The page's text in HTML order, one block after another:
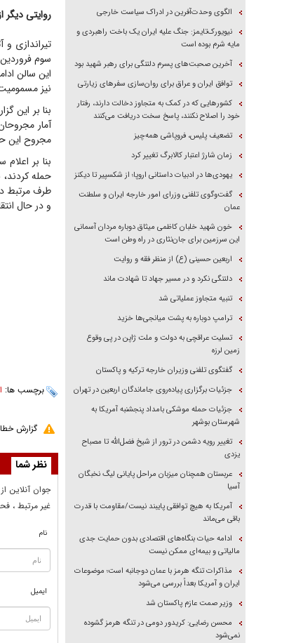
روایتی
تیراندازی
نیز
بنا بر این
مجروح این
طرف مرتبط
و در حال
برچسب ها:
گزارش خطا
نظر شما
جوان آنلاين
غير مرتبط ،
نام
ایمیل
الگوی وحدت‌آفرین در ادراک سیاست خارجی
نیویورک‌تایمز: جنگ علیه ایران یک باخت راهبردی و
مایه شرم بوده است
آخرین صحبت‌های پسرم دلتنگی برای رهبر شهید بود
توافق ایران و عراق برای روان‌سازی سفر‌های زیارتی
کشور‌هایی که در کمک به متجاوز دخالت دارند، رفتار
خود را اصلاح نکنند، پاسخ سخت دریافت می‌کنند
تضعیف پلیس، فروپاشی همه‌چیز
زمان شارژ اعتبار کالابرگ تغییر کرد
یهودی‌ها در ادبیات داستانی اروپا؛ از شکسپیر تا دیکنز
گفت‌وگوی تلفنی وزرای امور خارجه ایران و سلطنت
عمان
خون شهید خلبان کاظمی میثاق دوباره مردان آسمانی
این سرزمین برای جان‌نثاری در راه وطن است
اربعین حسینی (ع) از منظر فقه و روایت
دلتنگی نکرد و در مسیر جهاد تا شهادت ماند
تنبیه متجاوز عملیاتی شد
ترامپ دوباره به پشت میانجی‌ها خزید
تسلیت عراقچی به دولت و ملت ژاپن در پی وقوع
زمین لرزه
گفتگوی تلفنی وزیران خارجه ترکیه و پاکستان
جزئیات برگزاری پیاده‌روی جاماندگان اربعین در تهران
جزئیات حمله موشکی بامداد پنجشنبه آمریکا به
شهرستان بوشهر
تغییر رویه دشمن در ترور از شیخ فضل‌الله تا مصباح
یزدی
عربستان همچنان میزبان مراحل پایانی لیگ نخبگان
آسیا
آمریکا به هیچ توافقی پایبند نیست/مقاومت با قدرت
باقی می‌ماند
ادامه حیات بنگاه‌های اقتصادی بدون حمایت جدی
مالیاتی و بیمه‌ای ممکن نیست
مذاکرات تنگه هرمز با عمان دوجانبه است؛ موضوعات
ایران و آمریکا بعداً بررسی می‌شود
وزیر صمت عازم پاکستان شد
محسن رضایی: کریدور دومی در تنگه هرمز گشوده
نمی‌شود